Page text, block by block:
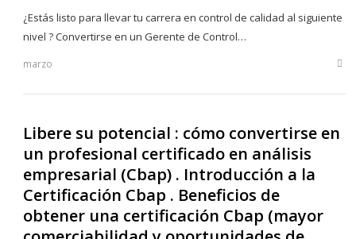
¿Estás listo para llevar tu carrera en control de calidad al siguiente
nivel ? Convertirse en un Gerente de Control…
marzo
Libere su potencial : cómo convertirse en
un profesional certificado en análisis
empresarial (Cbap) . Introducción a la
Certificación Cbap . Beneficios de
obtener una certificación Cbap (mayor